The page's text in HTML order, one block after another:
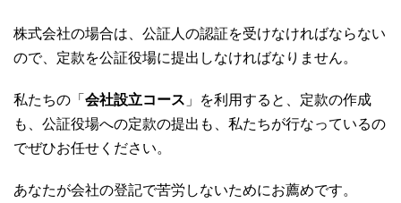
株式会社の場合は、公証人の認証を受けなければならない
ので、定款を公証役場に提出しなければなりません。
私たちの「 会社設立コース 」を利用すると、定款の作成
も、公証役場への定款の提出も、私たちが行なっているの
でぜひお任せください。
あなたが会社の登記で苦労しないためにお薦めです。